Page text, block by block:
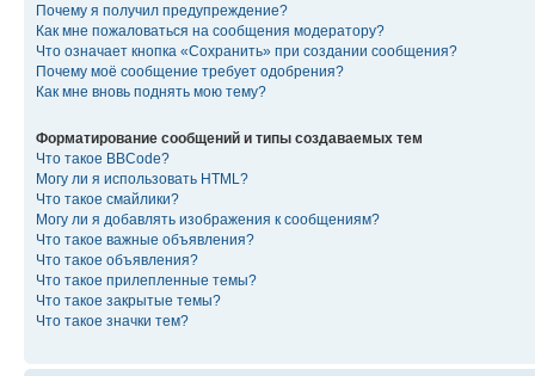
Почему я получил предупреждение?
Как мне пожаловаться на сообщения модератору?
Что означает кнопка «Сохранить» при создании сообщения?
Почему моё сообщение требует одобрения?
Как мне вновь поднять мою тему?
Форматирование сообщений и типы создаваемых тем
Что такое BBCode?
Могу ли я использовать HTML?
Что такое смайлики?
Могу ли я добавлять изображения к сообщениям?
Что такое важные объявления?
Что такое объявления?
Что такое прилепленные темы?
Что такое закрытые темы?
Что такое значки тем?